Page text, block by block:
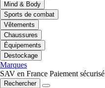
Mind & Body
Sports de combat
Vêtements
Chaussures
Équipements
Destockage
Marques
SAV en France Paiement sécurisé
Rechercher